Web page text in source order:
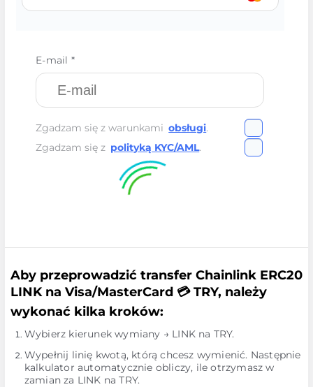
E-mail *
Zgadzam się z warunkami obsługi.
Zgadzam się z polityką KYC/AML.
Aby przeprowadzić transfer Chainlink ERC20
LINK na Visa/MasterCard 💳 TRY, należy
wykonać kilka kroków:
Wybierz kierunek wymiany → LINK na TRY.
Wypełnij linię kwotą, którą chcesz wymienić. Następnie
kalkulator automatycznie obliczy, ile otrzymasz w
zamian za LINK na TRY.